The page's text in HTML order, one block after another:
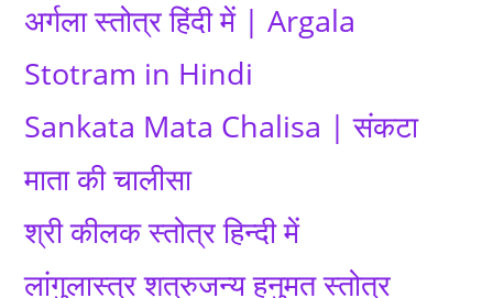
अर्गला स्तोत्र हिंदी में | Argala
Stotram in Hindi
Sankata Mata Chalisa | संकटा
माता की चालीसा
श्री कीलक स्तोत्र हिन्दी में
लांगुलास्त्र शत्रुजन्य हनुमत स्तोत्र